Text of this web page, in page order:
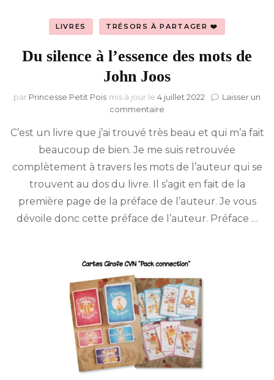
LIVRES TRÉSORS À PARTAGER ❤️
Du silence à l’essence des mots de
John Joos
par Princesse Petit Pois mis à jour le 4 juillet 2022
Laisser un
commentaire
silence
à
des
mots
de
John
Joos
C’est un livre que j’ai trouvé très beau et qui m’a fait
beaucoup de bien. Je me suis retrouvée
complètement à travers les mots de l’auteur qui se
trouvent au dos du livre. Il s’agit en fait de la
première page de la préface de l’auteur. Je vous
dévoile donc cette préface de l’auteur. Préface …